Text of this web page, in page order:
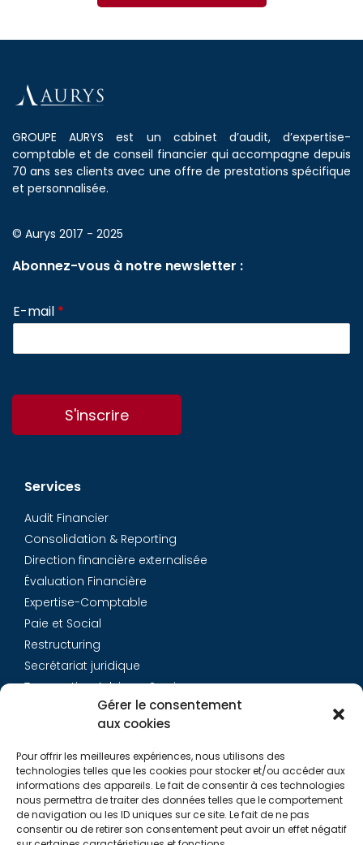
Gérer le consentement
aux cookies
Pour offrir les meilleures expériences, nous utilisons des
technologies telles que les cookies pour stocker et/ou accéder aux
informations des appareils. Le fait de consentir à ces technologies
nous permettra de traiter des données telles que le comportement
de navigation ou les ID uniques sur ce site. Le fait de ne pas
consentir ou de retirer son consentement peut avoir un effet négatif
GROUPE AURYS est un cabinet d’audit, d’expertise-
comptable et de conseil financier qui accompagne depuis
70 ans ses clients avec une offre de prestations spécifique
et personnalisée.
© Aurys 2017 - 2025
Abonnez-vous à notre newsletter :
E-mail *
S'inscrire
Services
Audit Financier
Consolidation & Reporting
Direction financière externalisée
Évaluation Financière
Expertise-Comptable
Paie et Social
Restructuring
Secrétariat juridique
Transaction Advisory Services
Équipe
Carrières
Contact